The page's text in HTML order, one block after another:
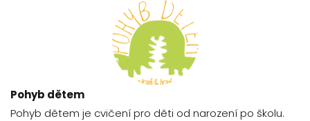
Pohyb dětem
Pohyb dětem je cvičení pro děti od narození po školu.